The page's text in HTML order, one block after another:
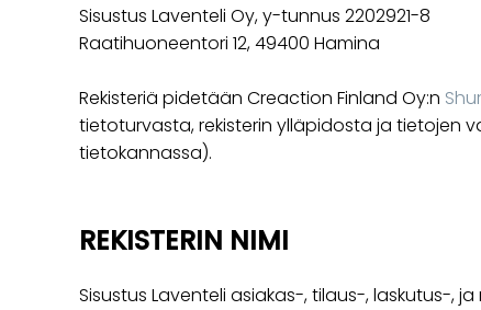
Sisustus Laventeli Oy, y-tunnus 2202921-8
Raatihuoneentori 12, 49400 Hamina
Rekisteriä pidetään Creaction Finland Oy:n
tietoturvasta, rekisterin ylläpidosta ja tietojen
tietokannassa).
REKISTERIN NIMI
Sisustus Laventeli asiakas-, tilaus-, laskutus-,